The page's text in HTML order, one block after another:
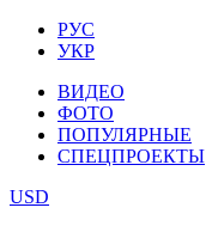
РУС
УКР
ВИДЕО
ФОТО
ПОПУЛЯРНЫЕ
СПЕЦПРОЕКТЫ
USD